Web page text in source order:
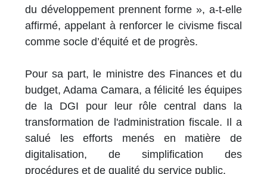
du développement prennent forme », a-t-elle
affirmé, appelant à renforcer le civisme fiscal
comme socle d’équité et de progrès.
Pour sa part, le ministre des Finances et du
budget, Adama Camara, a félicité les équipes
de la DGI pour leur rôle central dans la
transformation de l'administration fiscale. Il a
salué les efforts menés en matière de
digitalisation, de simplification des
procédures et de qualité du service public.